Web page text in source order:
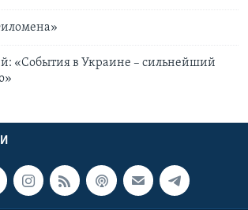
«События в Украине – сильнейший